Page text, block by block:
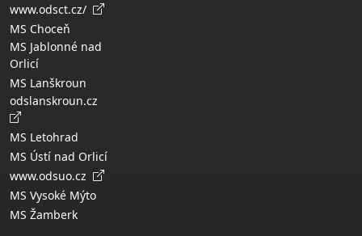
www.odsct.cz/
MS Choceň
MS Jablonné nad
Orlicí
MS Lanškroun
odslanskroun.cz
MS Letohrad
MS Ústí nad Orlicí
www.odsuo.cz
MS Vysoké Mýto
MS Žamberk